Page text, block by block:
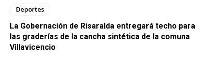
Deportes
La Gobernación de Risaralda entregará techo para
las graderías de la cancha sintética de la comuna
Villavicencio